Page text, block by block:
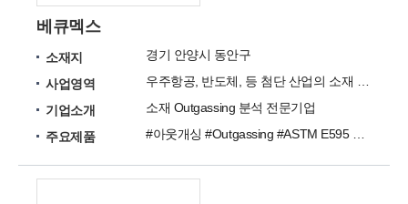
베큐멕스
소재지
경기 안양시 동안구
사업영역
기업소개
소재 Outgassing 분석 전문기업
주요제품